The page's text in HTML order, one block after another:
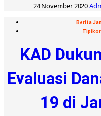
24 November 2020
Berita
Tipikor
KAD
Evaluasi
19 di